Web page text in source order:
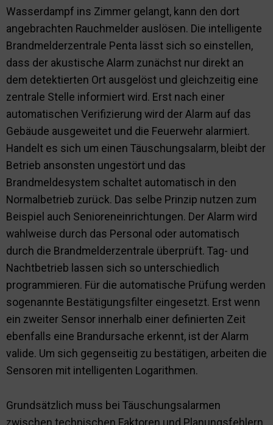
Wasserdampf ins Zimmer gelangt, kann den dort
angebrachten Rauchmelder auslösen. Die intelligente
Brandmelderzentrale Penta lässt sich so einstellen,
dass der akustische Alarm zunächst nur direkt an
dem detektierten Ort ausgelöst und gleichzeitig eine
zentrale Stelle informiert wird. Erst nach einer
automatischen Verifizierung wird der Alarm auf das
Gebäude ausgeweitet und die Feuerwehr alarmiert.
Handelt es sich um einen Täuschungsalarm, bleibt der
Betrieb ansonsten ungestört und das
Brandmeldesystem schaltet automatisch in den
Normalbetrieb zurück. Das selbe Prinzip nutzen zum
Beispiel auch Senioreneinrichtungen. Der Alarm wird
wahlweise durch das Personal oder automatisch
durch die Brandmelderzentrale überprüft. Tag- und
Nachtbetrieb lassen sich so unterschiedlich
programmieren. Für die automatische Prüfung werden
sogenannte Bestätigungsfilter eingesetzt. Erst wenn
ein zweiter Sensor innerhalb einer definierten Zeit
ebenfalls eine Brandursache erkennt, ist der Alarm
valide. Um sich gegenseitig zu bestätigen, arbeiten die
Sensoren mit intelligenten Logarithmen.
Grundsätzlich muss bei Täuschungsalarmen
zwischen technischen Faktoren und Planungsfehlern